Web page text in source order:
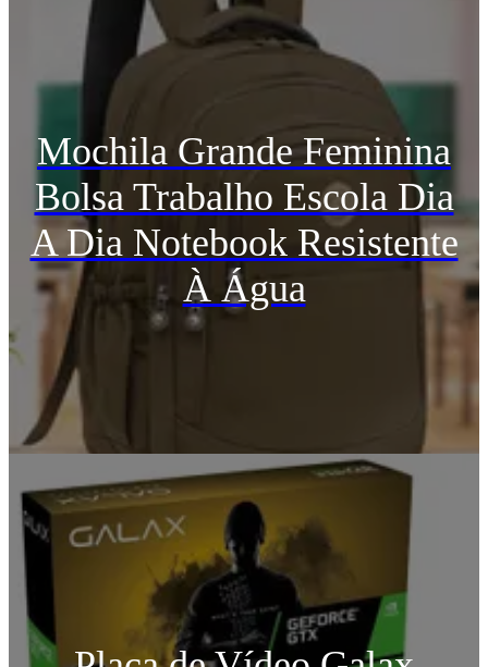
Mochila Grande Feminina
Bolsa Trabalho Escola Dia
A Dia Notebook Resistente
À Água